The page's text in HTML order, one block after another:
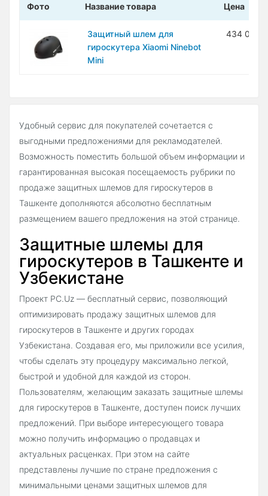
Фото Название товара Цена
Защитный шлем для
гироскутера Xiaomi Ninebot
Mini
434 000
Удобный сервис для покупателей сочетается с
выгодными предложениями для рекламодателей.
Возможность поместить большой объем информации и
гарантированная высокая посещаемость рубрики по
продаже защитных шлемов для гироскутеров в
Ташкенте дополняются абсолютно бесплатным
размещением вашего предложения на этой странице.
Защитные шлемы для
гироскутеров в Ташкенте и
Узбекистане
Проект PC.Uz — бесплатный сервис, позволяющий
оптимизировать продажу защитных шлемов для
гироскутеров в Ташкенте и других городах
Узбекистана. Создавая его, мы приложили все усилия,
чтобы сделать эту процедуру максимально легкой,
быстрой и удобной для каждой из сторон.
Пользователям, желающим заказать защитные шлемы
для гироскутеров в Ташкенте, доступен поиск лучших
предложений. При выборе интересующего товара
можно получить информацию о продавцах и
актуальных расценках. При этом на сайте
представлены лучшие по стране предложения с
минимальными ценами защитных шлемов для